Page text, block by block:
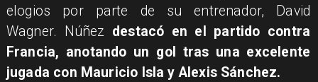
elogios por parte de su entrenador, David
Wagner. Núñez destacó en el partido contra
Francia, anotando un gol tras una excelente
jugada con Mauricio Isla y Alexis Sánchez.